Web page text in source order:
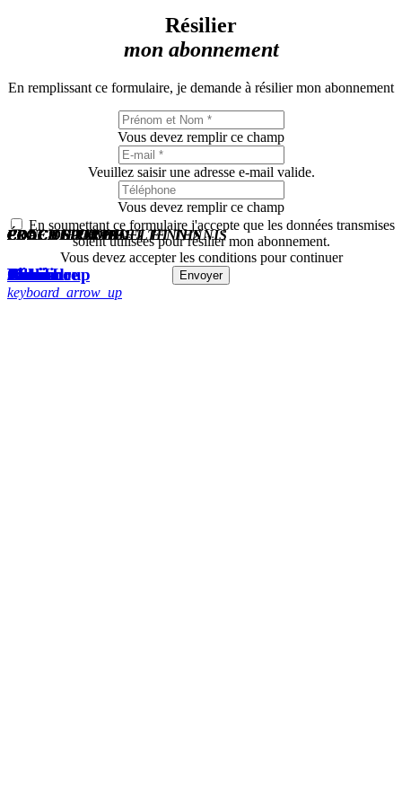
COACH SPORTIF
Cédric
COACH SPORTIF
Marie-Loup
PROF DE ZUMBA
Jésus
COACH SPORTIF
John
COACH SPORTIF
Alexandre
COACH SPORTIF
Pauline
COACH SPORTIF
Chloé
PROF DE PADEL ET TENNIS
Romain
ÉDUCATEUR PADEL ET TENNIS
Jean-Luc
Résilier
mon abonnement
En remplissant ce formulaire, je demande à résilier mon abonnement
Vous devez remplir ce champ
Veuillez saisir une adresse e-mail valide.
Vous devez remplir ce champ
En soumettant ce formulaire j'accepte que les données transmises
soient utilisées pour résilier mon abonnement.
Vous devez accepter les conditions pour continuer
Envoyer
keyboard_arrow_up